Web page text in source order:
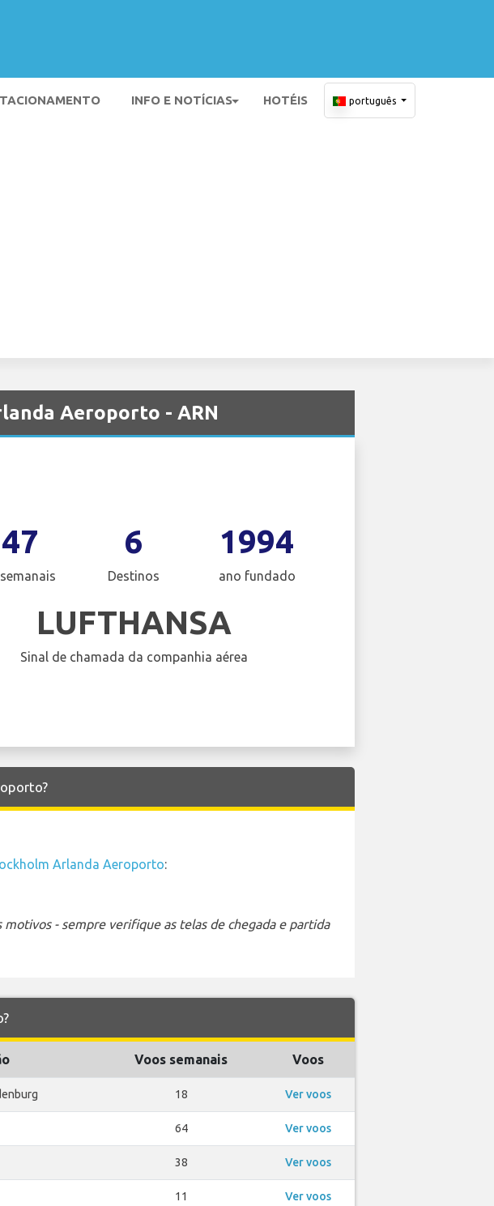
INFO E NOTÍCIAS HOTÉIS português
Aeroporto - ARN
6
Destinos
1994
ano fundado
LUFTHANSA
Sinal de chamada da companhia aérea
Arlanda Aeroporto:
- sempre verifique as telas de chegada e partida
Voos semanais Voos
18 Ver voos
64 Ver voos
38 Ver voos
11 Ver voos